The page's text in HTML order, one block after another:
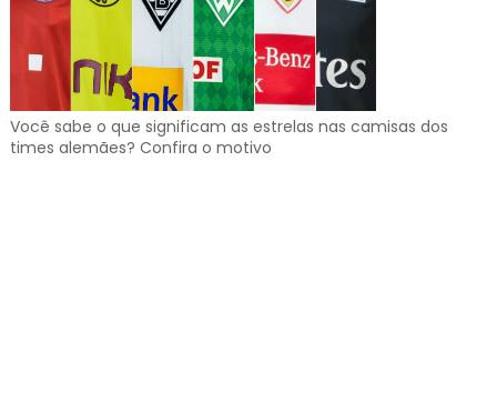
Você sabe o que significam as estrelas nas camisas dos
times alemães? Confira o motivo